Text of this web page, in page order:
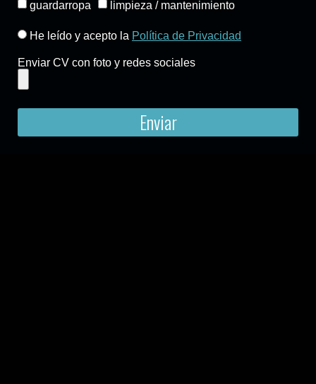
guardarropa
limpieza / mantenimiento
He leído y acepto la Política de Privacidad
Enviar CV con foto y redes sociales
Enviar